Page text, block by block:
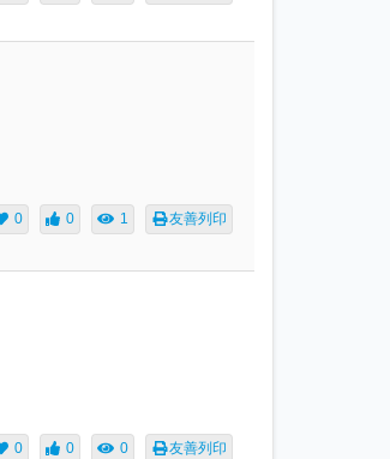
0 0 1 友善列印
0 0 0 友善列印